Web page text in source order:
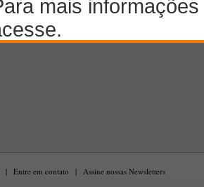
| Entre em contato | Assine nossas Newsletters